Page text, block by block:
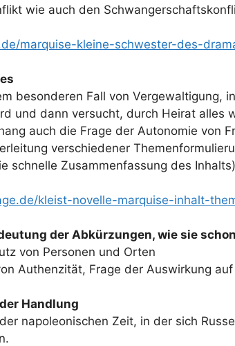
wie auch den
marquise-kleine-schwester-des-
besonderen Fall von Vergewaltigung,
und dann versucht, durch Heirat alles
auch die Frage der Autonomie von
verschiedener
schnelle Zusammenfassung des
kleist-novelle-marquise-inhalt-
der Abkürzungen, wie sie
von Personen und Orten
Authenzität, Frage der Auswirkung
Handlung
napoleonischen Zeit, in der sich